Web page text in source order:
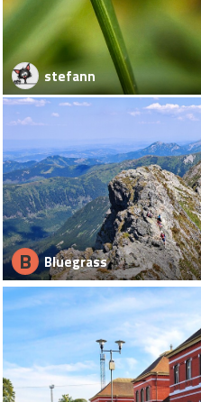
stefann
B Bluegrass